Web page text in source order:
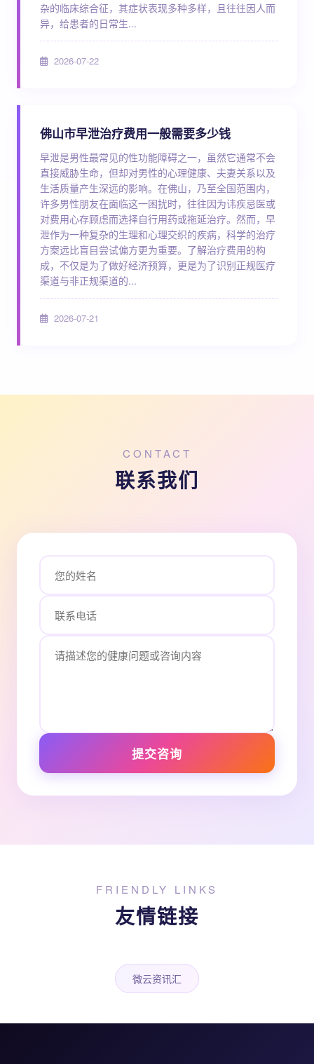
杂的临床综合征，其症状表现多种多样，且往往因人而
异，给患者的日常生...
2026-07-22
佛山市早泄治疗费用一般需要多少钱
早泄是男性最常见的性功能障碍之一，虽然它通常不会
直接威胁生命，但却对男性的心理健康、夫妻关系以及
生活质量产生深远的影响。在佛山，乃至全国范围内，
许多男性朋友在面临这一困扰时，往往因为讳疾忌医或
对费用心存顾虑而选择自行用药或拖延治疗。然而，早
泄作为一种复杂的生理和心理交织的疾病，科学的治疗
方案远比盲目尝试偏方更为重要。了解治疗费用的构
成，不仅是为了做好经济预算，更是为了识别正规医疗
渠道与非正规渠道的...
2026-07-21
CONTACT
联系我们
提交咨询
FRIENDLY LINKS
友情链接
微云资讯汇